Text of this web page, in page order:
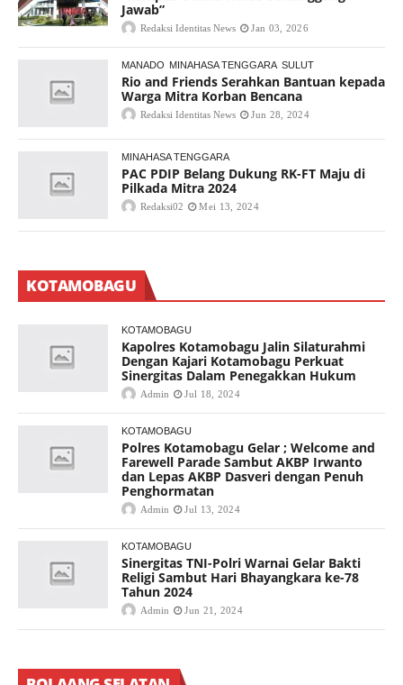
Jawab”
Redaksi Identitas News Jan 03, 2026
MANADO MINAHASA TENGGARA SULUT
Rio and Friends Serahkan Bantuan kepada
Warga Mitra Korban Bencana
Redaksi Identitas News Jun 28, 2024
MINAHASA TENGGARA
PAC PDIP Belang Dukung RK-FT Maju di
Pilkada Mitra 2024
Redaksi02 Mei 13, 2024
KOTAMOBAGU
KOTAMOBAGU
Kapolres Kotamobagu Jalin Silaturahmi
Dengan Kajari Kotamobagu Perkuat
Sinergitas Dalam Penegakkan Hukum
Admin Jul 18, 2024
KOTAMOBAGU
Polres Kotamobagu Gelar ; Welcome and
Farewell Parade Sambut AKBP Irwanto
dan Lepas AKBP Dasveri dengan Penuh
Penghormatan
Admin Jul 13, 2024
KOTAMOBAGU
Sinergitas TNI-Polri Warnai Gelar Bakti
Religi Sambut Hari Bhayangkara ke-78
Tahun 2024
Admin Jun 21, 2024